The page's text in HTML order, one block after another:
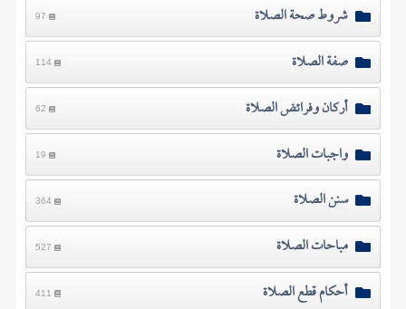
شروط صحة الصلاة 97
صفة الصلاة 114
أركان وفرائض الصلاة 62
واجبات الصلاة 19
سنن الصلاة 364
مباحات الصلاة 527
أحكام قطع الصلاة 411